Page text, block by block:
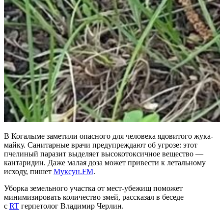
В Когалыме заметили опасного для человека ядовитого жука-
майку. Санитарные врачи предупреждают об угрозе: этот
пчелиный паразит выделяет высокотоксичное вещество —
кантаридин. Даже малая доза может привести к летальному
исходу, пишет Муксун.FM.
Уборка земельного участка от мест-убежищ поможет
минимизировать количество змей, рассказал в беседе
с RT герпетолог Владимир Черлин.